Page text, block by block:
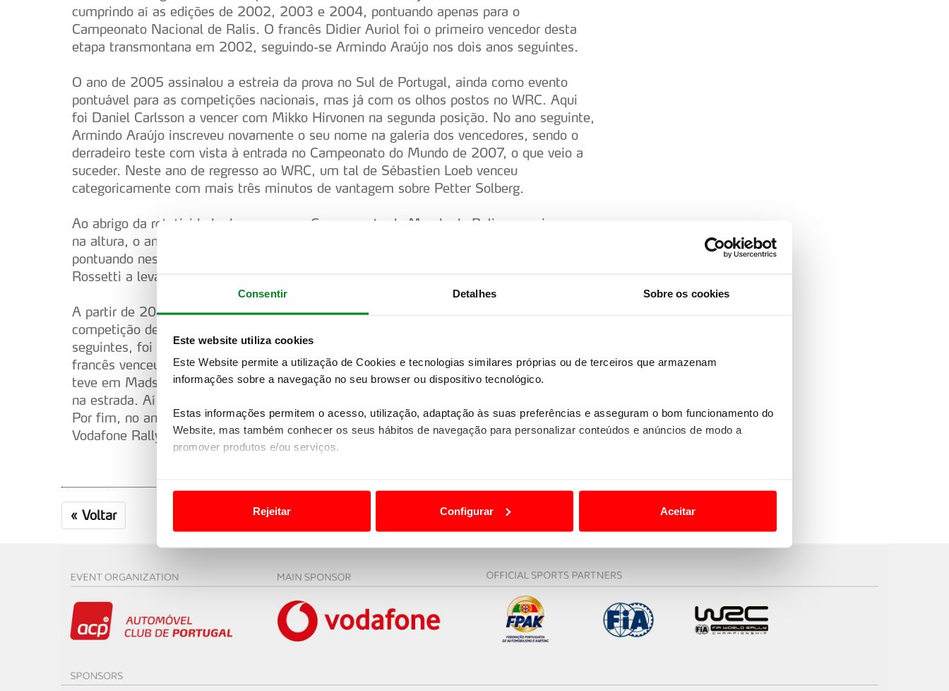
Consentir Detalhes Sobre os cookies
Este website utiliza cookies
Este Website permite a utilização de Cookies e tecnologias similares próprias ou de terceiros que armazenam
informações sobre a navegação no seu browser ou dispositivo tecnológico.
Estas informações permitem o acesso, utilização, adaptação às suas preferências e asseguram o bom funcionamento do
Website, mas também conhecer os seus hábitos de navegação para personalizar conteúdos e anúncios de modo a
promover produtos e/ou serviços.
Usamos cookies para melhorar a sua experiência digital, personalizar conteúdos e anúncios, para lhe proporcionar
funcionalidades de redes sociais, bem como para analisar dados de navegação no nosso website.
Adicionalmente partilhamos informação, relativa à sua utilização do nosso site de publicidade e de análise, com parceiros
e organizações na UE e em países terceiros.
O ACP garantirá que as transferências internacionais de dados pessoais serão realizadas apenas com o seu
Realçamos que o bloqueio de certo tipo de Cookies e tecnologias similares pode ter impacto na sua experiência de
Rejeitar Configurar Aceitar
cumprindo aí as edições de 2002, 2003 e 2004, pontuando apenas para o
Campeonato Nacional de Ralis. O francês Didier Auriol foi o primeiro vencedor desta
etapa transmontana em 2002, seguindo-se Armindo Araújo nos dois anos seguintes.
O ano de 2005 assinalou a estreia da prova no Sul de Portugal, ainda como evento
pontuável para as competições nacionais, mas já com os olhos postos no WRC. Aqui
foi Daniel Carlsson a vencer com Mikko Hirvonen na segunda posição. No ano seguinte,
Armindo Araújo inscreveu novamente o seu nome na galeria dos vencedores, sendo o
derradeiro teste com vista à entrada no Campeonato do Mundo de 2007, o que veio a
suceder. Neste ano de regresso ao WRC, um tal de Sébastien Loeb venceu
categoricamente com mais três minutos de vantagem sobre Petter Solberg.
Ao abrigo da rotatividade das provas no Campeonato do Mundo de Ralis, que vigorava
na altura, o ano de 2008 ditou a saída do Vodafone Rally de Portugal do calendário,
pontuando nesse ano para o Intercontinental Rally Challenge, com o italiano Luca
Rossetti a levar a melhor.
A partir de 2009, e até hoje, a organização do ACP fixou-se no calendário da principal
competição de provas de estrada mundiais. Loeb venceu nesse ano, mas nos dois anos
seguintes, foi outro Sébastien, o Ogier a ter motivos para sorrir. O também piloto
francês venceu a sua primeira prova no WRC em Portugal, em 2010. O ano de 2012
teve em Mads Osteberg o primeiro classificado, mas já depois da prova ter terminado
na estrada. Aí, foi Mikko Hirvonen o mais forte, que acabou por ser desclassificado.
Por fim, no ano passado, Ogier, já com a VW, garantiu a sua terceira vitória no
Vodafone Rally de Portugal, embalando para o seu primeiro título mundial.
« Voltar